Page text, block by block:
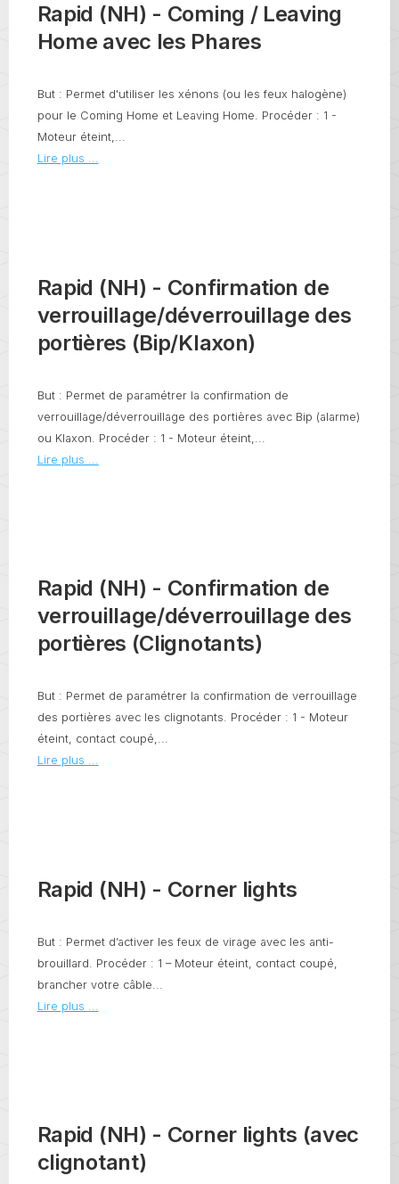
Rapid (NH) - Coming / Leaving
Home avec les Phares
But : Permet d'utiliser les xénons (ou les feux halogène)
pour le Coming Home et Leaving Home. Procéder : 1 -
Moteur éteint,...
Lire plus ...
Rapid (NH) - Confirmation de
verrouillage/déverrouillage des
portières (Bip/Klaxon)
But : Permet de paramétrer la confirmation de
verrouillage/déverrouillage des portières avec Bip (alarme)
ou Klaxon. Procéder : 1 - Moteur éteint,...
Lire plus ...
Rapid (NH) - Confirmation de
verrouillage/déverrouillage des
portières (Clignotants)
But : Permet de paramétrer la confirmation de verrouillage
des portières avec les clignotants. Procéder : 1 - Moteur
éteint, contact coupé,...
Lire plus ...
Rapid (NH) - Corner lights
But : Permet d’activer les feux de virage avec les anti-
brouillard. Procéder : 1 – Moteur éteint, contact coupé,
brancher votre câble...
Lire plus ...
Rapid (NH) - Corner lights (avec
clignotant)